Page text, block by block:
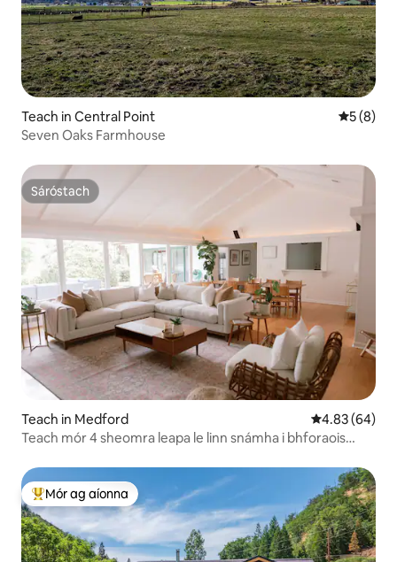
Teach in Central Point
5 (8)
Seven Oaks Farmhouse
Sáróstach
Sáróstach
Teach in Medford Meánrátáil
4.83 (64)
Teach mór 4 sheomra leapa le linn snámha i bhforaois
An-mhór ag aíonna
Mór ag aíonna